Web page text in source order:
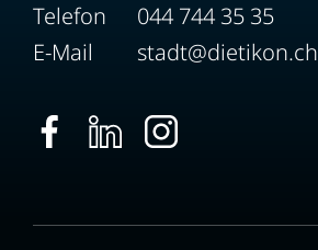
Telefon
044 744 35 35
E-Mail
stadt@dietikon.ch